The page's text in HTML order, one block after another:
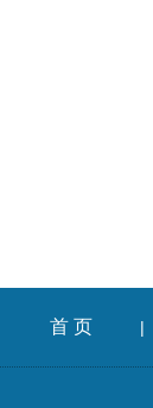
首 页 |